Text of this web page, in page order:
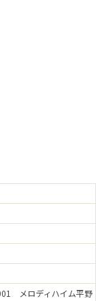
メロディハイム平野